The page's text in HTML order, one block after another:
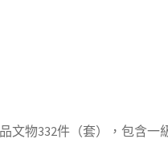
物332件（套），包含一